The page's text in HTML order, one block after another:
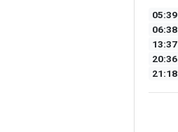
05:39
06:38
13:37
20:36
21:18